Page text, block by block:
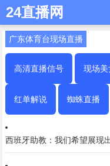
24直播网
广东体育台现场直播
高清直播信号 现场
红单解说 蜘蛛直播
西班牙助教：我们希望展现